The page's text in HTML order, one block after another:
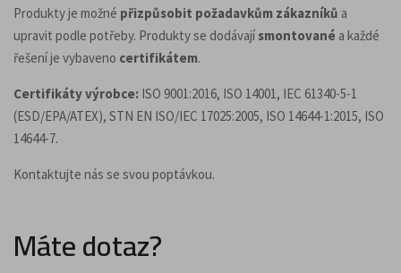
Produkty je možné přizpůsobit požadavkům zákazníků a
upravit podle potřeby. Produkty se dodávajísmontované a každé
řešení je vybaveno certifikátem.
Certifikáty výrobce: ISO 9001:2016, ISO 14001, IEC 61340-5-1
(ESD/EPA/ATEX), STN EN ISO/IEC 17025:2005, ISO 14644-1:2015, ISO
14644-7.
Kontaktujte nás se svou poptávkou.
Máte dotaz?